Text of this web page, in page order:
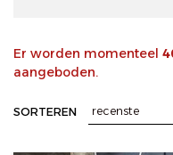
Er worden momenteel
aangeboden.
SORTEREN